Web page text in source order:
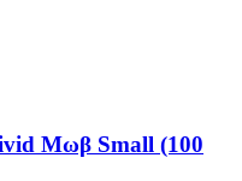
Μωβ Small (100